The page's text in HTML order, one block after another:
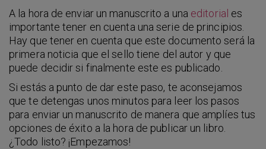
A la hora de enviar un manuscrito a una editorial es
importante tener en cuenta una serie de principios.
Hay que tener en cuenta que este documento será la
primera noticia que el sello tiene del autor y que
puede decidir si finalmente este es publicado.
Si estás a punto de dar este paso, te aconsejamos
que te detengas unos minutos para leer los pasos
para enviar un manuscrito de manera que amplíes tus
opciones de éxito a la hora de publicar un libro.
¿Todo listo? ¡Empezamos!